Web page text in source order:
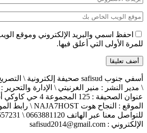
احفظ اسمي والبريد الإلكتروني وموقع
للمرة الأولى التي أعلق فيها.
\ مدير النشر : منير الغرنيتي \ الإدارة
عنوان الصحيفة : 125
الإلكتروني : safisud2014@gmail.com